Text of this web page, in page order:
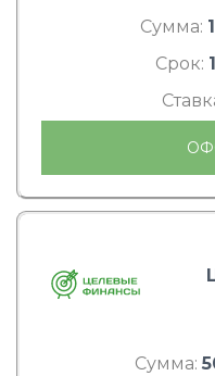
Сумма:
Срок: 1
Сумма: